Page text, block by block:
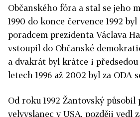
Občanského fóra a stal se jeho
1990 do konce července 1992
poradcem prezidenta Václava
vstoupil do Občanské
a dvakrát byl krátce i
letech 1996 až 2002 byl za ODA
Od roku 1992 Žantovský působil
velvyslanec v USA, později vedl